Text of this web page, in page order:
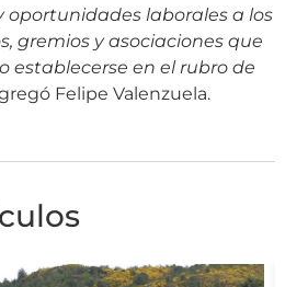
oportunidades laborales a los
gremios y asociaciones que
establecerse en el rubro de
Felipe Valenzuela.